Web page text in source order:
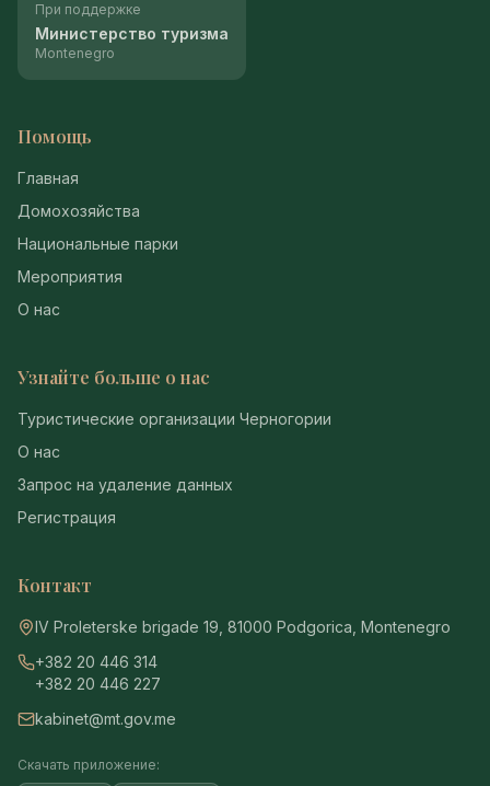
При поддержке
Министерство туризма
Montenegro
Помощь
Главная
Домохозяйства
Национальные парки
Мероприятия
О нас
Узнайте больше о нас
Туристические организации Черногории
О нас
Запрос на удаление данных
Регистрация
Контакт
IV Proleterske brigade 19, 81000 Podgorica, Montenegro
+382 20 446 314
+382 20 446 227
kabinet@mt.gov.me
Скачать приложение: